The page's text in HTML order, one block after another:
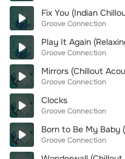
Fix You (Indian
Groove Connection
Groove Connection
Groove Connection
Clocks
Groove Connection
Groove Connection